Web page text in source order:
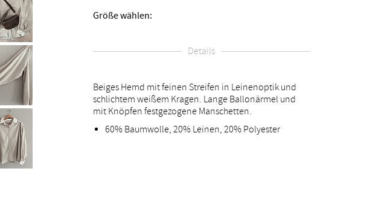
Größe wählen:
Details
Beiges Hemd mit feinen Streifen in Leinenoptik und
schlichtem weißem Kragen. Lange Ballonärmel und
mit Knöpfen festgezogene Manschetten.
60% Baumwolle, 20% Leinen, 20% Polyester